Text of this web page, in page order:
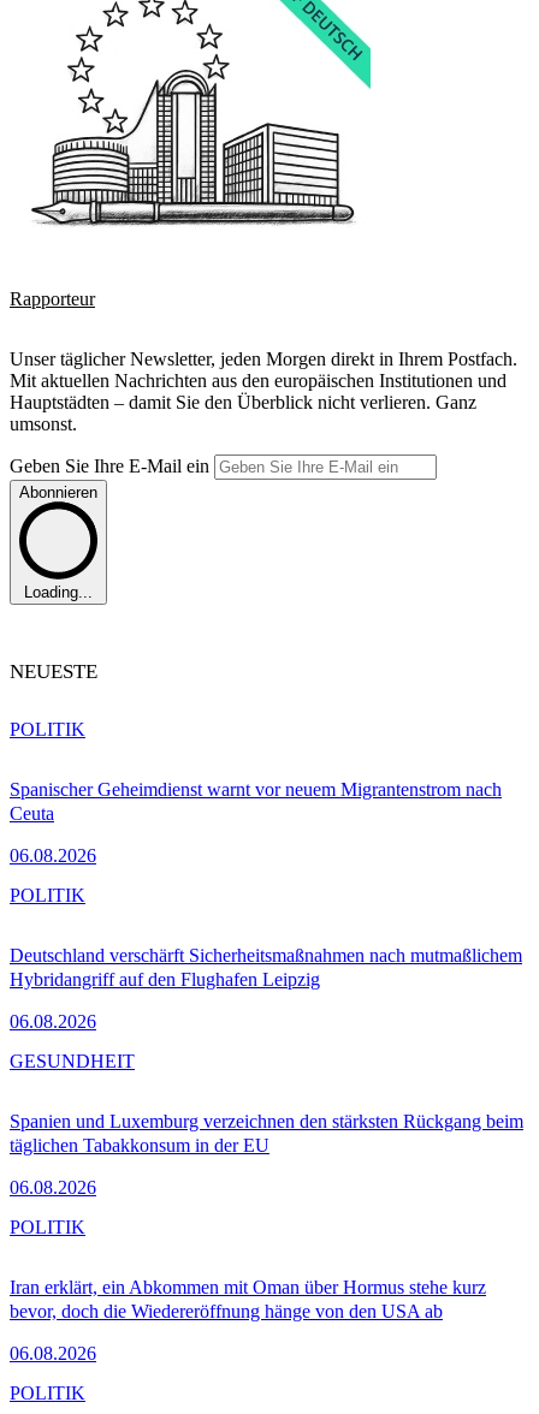
Rapporteur
Unser täglicher Newsletter, jeden Morgen direkt in Ihrem Postfach.
Mit aktuellen Nachrichten aus den europäischen Institutionen und
Hauptstädten – damit Sie den Überblick nicht verlieren. Ganz
umsonst.
Geben Sie Ihre E-Mail ein
Abonnieren
Loading...
NEUESTE
Spanischer Geheimdienst warnt vor neuem Migrantenstrom nach
Ceuta
06.08.2026
POLITIK
Deutschland verschärft Sicherheitsmaßnahmen nach mutmaßlichem
Hybridangriff auf den Flughafen Leipzig
06.08.2026
POLITIK
Spanien und Luxemburg verzeichnen den stärksten Rückgang beim
täglichen Tabakkonsum in der EU
06.08.2026
GESUNDHEIT
Iran erklärt, ein Abkommen mit Oman über Hormus stehe kurz
bevor, doch die Wiedereröffnung hänge von den USA ab
06.08.2026
POLITIK
POLITIK